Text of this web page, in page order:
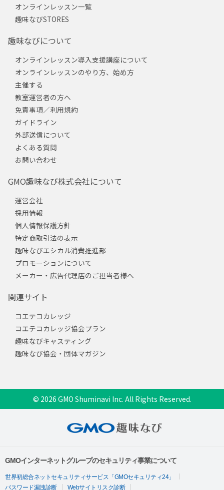
オンラインレッスン一覧
趣味なびSTORES
趣味なびについて
オンラインレッスン導入支援講座について
オンラインレッスンのやり方、始め方
主催する
教室運営者の方へ
免責事項／利用規約
ガイドライン
外部送信について
よくある質問
お問い合わせ
GMO趣味なび株式会社について
運営会社
採用情報
個人情報保護方針
特定商取引法の表示
趣味なびエシカル消費推進部
プロモーションについて
メーカー・広告代理店のご担当者様へ
関連サイト
コエテコカレッジ
コエテコカレッジ協会プラン
趣味なびキャスティング
趣味なび協会・団体マガジン
© 2026 GMO Shuminavi Inc. All Rights Reserved.